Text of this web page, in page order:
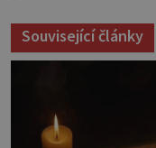
Související články